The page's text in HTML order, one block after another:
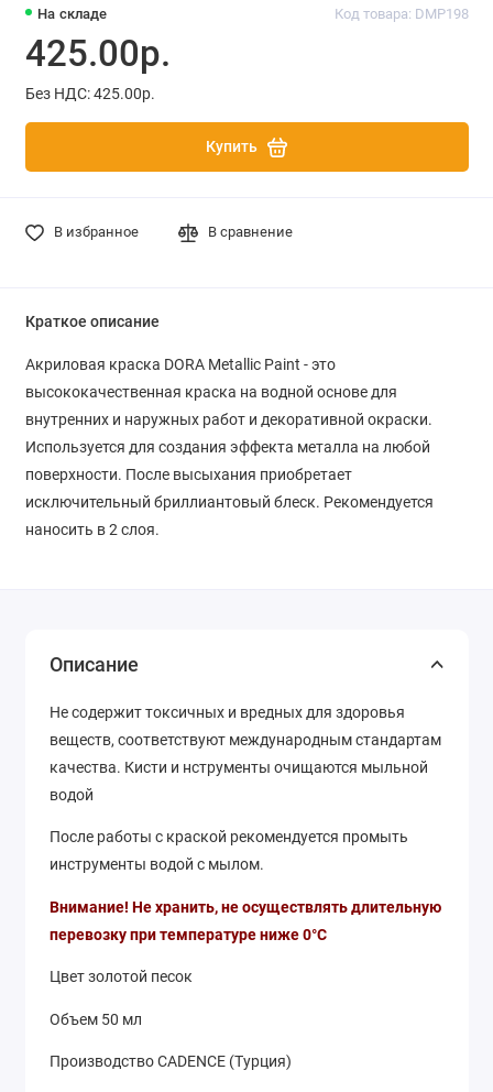
На складе Код товара: DMP198
425.00р.
Без НДС: 425.00р.
Купить
В избранное В сравнение
Краткое описание
Акриловая краска DORA Metallic Paint - это
высококачественная краска на водной основе для
внутренних и наружных работ и декоративной окраски.
Используется для создания эффекта металла на любой
поверхности. После высыхания приобретает
исключительный бриллиантовый блеск. Рекомендуется
наносить в 2 слоя.
Описание
Не содержит токсичных и вредных для здоровья
веществ, соответствуют международным стандартам
качества. Кисти и нструменты очищаются мыльной
водой
После работы с краской рекомендуется промыть
инструменты водой с мылом.
Внимание! Не хранить, не осуществлять длительную
перевозку при температуре ниже 0°С
Цвет золотой песок
Объем 50 мл
Производство CADENCE (Турция)